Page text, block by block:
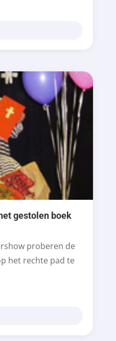
gestolen boek
proberen de
het rechte pad te